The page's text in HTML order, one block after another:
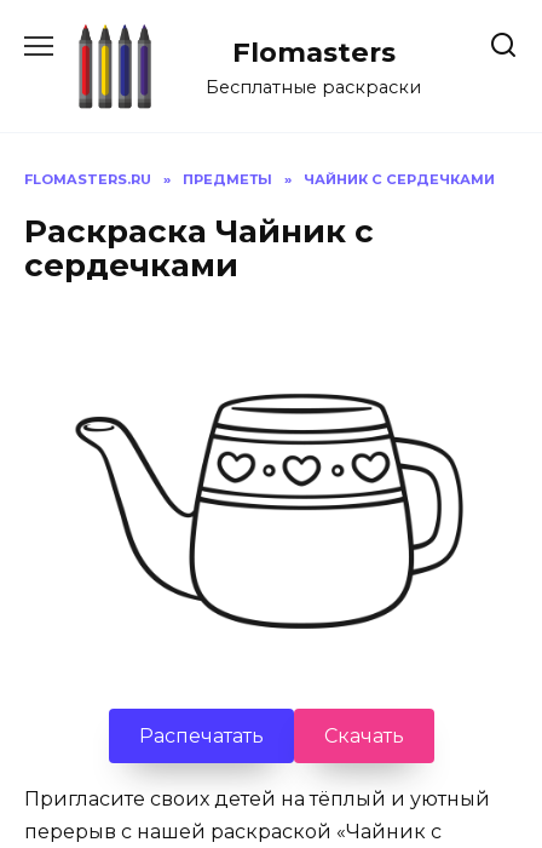
Flomasters
Бесплатные раскраски
FLOMASTERS.RU » ПРЕДМЕТЫ » ЧАЙНИК С СЕРДЕЧКАМИ
Раскраска Чайник с
сердечками
Распечатать Скачать
Пригласите своих детей на тёплый и уютный
перерыв с нашей раскраской «Чайник с